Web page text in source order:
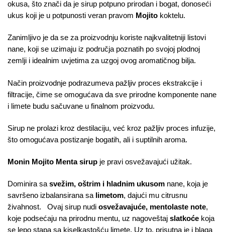
okusa, što znači da je sirup potpuno prirodan i bogat, donoseći
ukus koji je u potpunosti veran pravom Mojito koktelu.
Zanimljivo je da se za proizvodnju koriste najkvalitetniji listovi
nane, koji se uzimaju iz područja poznatih po svojoj plodnoj
zemlji i idealnim uvjetima za uzgoj ovog aromatičnog bilja.
Način proizvodnje podrazumeva pažljiv proces ekstrakcije i
filtracije, čime se omogućava da sve prirodne komponente nane
i limete budu sačuvane u finalnom proizvodu.
Sirup ne prolazi kroz destilaciju, već kroz pažljiv proces infuzije,
što omogućava postizanje bogatih, ali i suptilnih aroma.
Monin Mojito Menta sirup je pravi osvežavajući užitak.
Dominira sa svežim, oštrim i hladnim ukusom nane, koja je
savršeno izbalansirana sa limetom, dajući mu citrusnu
živahnost. Ovaj sirup nudi osvežavajuće, mentolaste note,
koje podsećaju na prirodnu mentu, uz nagoveštaj slatkoće koja
se lepo stapa sa kiselkastošću limete. Uz to, prisutna je i blaga